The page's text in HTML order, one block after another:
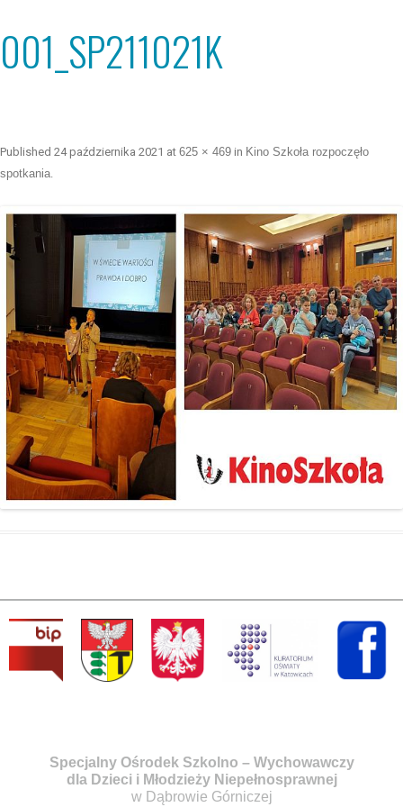
001_SP211021K
Published 24 października 2021 at 625 × 469 in Kino Szkoła rozpoczęło
spotkania.
Specjalny Ośrodek Szkolno – Wychowawczy
dla Dzieci i Młodzieży Niepełnosprawnej
w Dąbrowie Górniczej